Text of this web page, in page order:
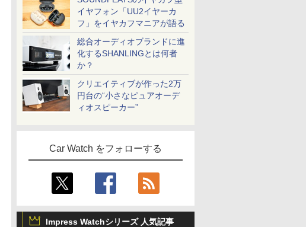
イヤフォン「UU2イヤーカ
フ」をイヤカフマニアが語る
総合オーディオブランドに進
化するSHANLINGとは何者
か？
クリエイティブが作った2万
円台の“小さなピュアオーデ
ィオスピーカー”
Car Watch をフォローする
Impress Watchシリーズ 人気記事